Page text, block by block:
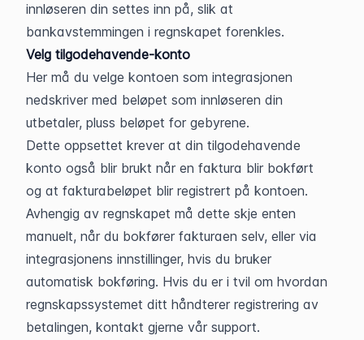
innløseren din settes inn på, slik at
bankavstemmingen i regnskapet forenkles.
Velg tilgodehavende-konto
Her må du velge kontoen som integrasjonen
nedskriver med beløpet som innløseren din
utbetaler, pluss beløpet for gebyrene.
Dette oppsettet krever at din tilgodehavende
konto også blir brukt når en faktura blir bokført
og at fakturabeløpet blir registrert på kontoen.
Avhengig av regnskapet må dette skje enten
manuelt, når du bokfører fakturaen selv, eller via
integrasjonens innstillinger, hvis du bruker
automatisk bokføring. Hvis du er i tvil om hvordan
regnskapssystemet ditt håndterer registrering av
betalingen, kontakt gjerne vår support.